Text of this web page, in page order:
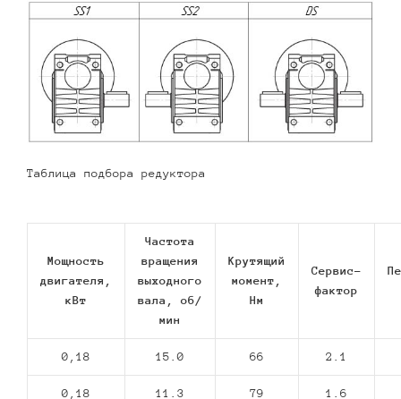
Таблица подбора редуктора
Мощность
двигателя,
кВт
Частота
вращения
выходного
вала, об/
мин
Крутящий
момент,
Нм
Сервис-
фактор
0,18 15.0 66 2.1
0,18 11.3 79 1.6